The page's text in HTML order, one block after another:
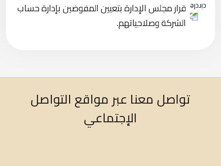
قرار مجلس الإدارة بتعيين المفوضين بإدارة حساب
الشركة وصلاحياتهم.
تواصل معنا عبر مواقع التواصل
الإجتماعي